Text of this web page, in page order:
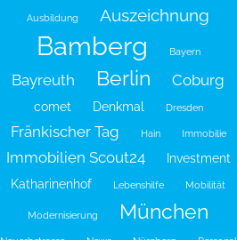
Ausbildung Auszeichnung
Bamberg Bayern
Bayreuth Berlin Coburg
comet Denkmal Dresden
Fränkischer Tag Hain Immobilie
Immobilien Scout24
Investment
Katharinenhof
Lebenshilfe Mobilität
Modernisierung München